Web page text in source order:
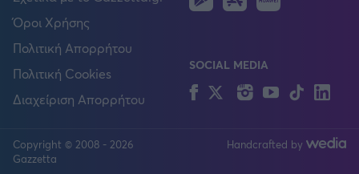
Όροι Χρήσης
Πολιτική Απορρήτου
Πολιτική Cookies
Διαχείριση Απορρήτου
SOCIAL MEDIA
FacebookTwitterInstagram
YouTubeTikTok
Copyright © 2008 - 2026
Gazzetta
Handcrafted by